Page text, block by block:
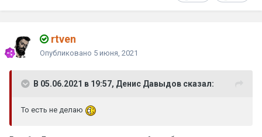
rtven
Опубликовано 5 июня, 2021
В 05.06.2021 в 19:57, Денис Давыдов сказал:
То есть не делаю